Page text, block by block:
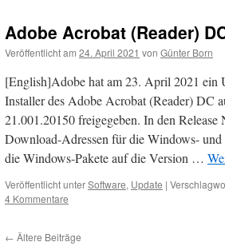
Adobe Acrobat (Reader)
Veröffentlicht am 24. April 2021 von Günter Born
[English]Adobe hat am 23. April 2021 ein
Installer des Adobe Acrobat (Reader) DC
21.001.20150 freigegeben. In den Release
Download-Adressen für die Windows-
die Windows-Pakete auf die Version …
Veröffentlicht unterSoftware, Update |
4 Kommentare
← Ältere Beiträge